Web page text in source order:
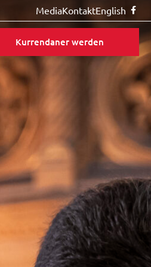
MediaKontaktEnglish
Kurrendaner werden